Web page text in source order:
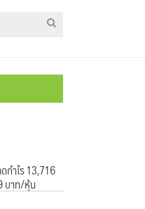
กำไร 13,716
บาท/หุ้น